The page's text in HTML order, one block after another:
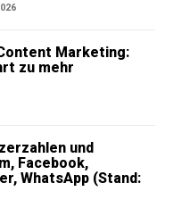
Marketing:
zu mehr
und
Facebook,
WhatsApp (Stand: